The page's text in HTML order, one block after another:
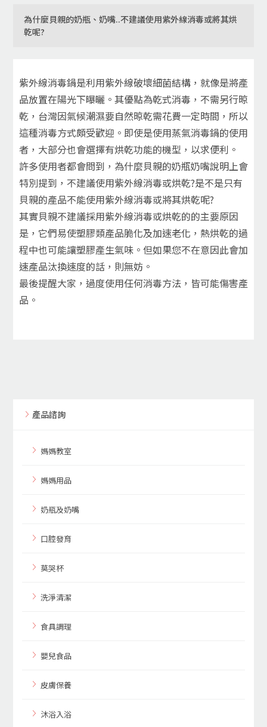
為什麼貝親的奶瓶、奶嘴..不建議使用紫外線消毒或將其烘
乾呢?
紫外線消毒鍋是利用紫外線破壞細菌結構，就像是將產
品放置在陽光下曝曬。其優點為乾式消毒，不需另行晾
乾，台灣因氣候潮濕要自然晾乾需花費一定時間，所以
這種消毒方式頗受歡迎。即使是使用蒸氣消毒鍋的使用
者，大部分也會選擇有烘乾功能的機型，以求便利。
許多使用者都會問到，為什麼貝親的奶瓶奶嘴說明上會
特別提到，不建議使用紫外線消毒或烘乾?是不是只有
貝親的產品不能使用紫外線消毒或將其烘乾呢?
其實貝親不建議採用紫外線消毒或烘乾的的主要原因
是，它們易使塑膠類產品脆化及加速老化，熱烘乾的過
程中也可能讓塑膠產生氣味。但如果您不在意因此會加
速產品汰換速度的話，則無妨。
最後提醒大家，過度使用任何消毒方法，皆可能傷害產
品。
產品諮詢
媽媽教室
媽媽用品
奶瓶及奶嘴
口腔發育
莫哭杯
洗淨清潔
食具調理
嬰兒食品
皮膚保養
沐浴入浴